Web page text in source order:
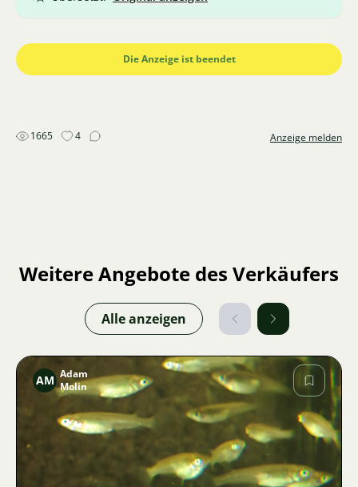
Die Anzeige ist beendet
1665 4 Anzeige melden
Weitere Angebote des Verkäufers
Alle anzeigen
Bild
AM Adam
Molin